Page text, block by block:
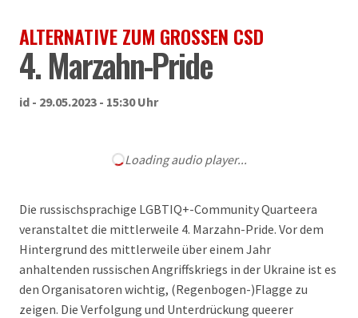
ALTERNATIVE ZUM GROSSEN CSD
4. Marzahn-Pride
id - 29.05.2023 - 15:30 Uhr
Loading audio player...
Die russischsprachige LGBTIQ+-Community Quarteera
veranstaltet die mittlerweile 4. Marzahn-Pride. Vor dem
Hintergrund des mittlerweile über einem Jahr
anhaltenden russischen Angriffskriegs in der Ukraine ist es
den Organisatoren wichtig, (Regenbogen-)Flagge zu
zeigen. Die Verfolgung und Unterdrückung queerer